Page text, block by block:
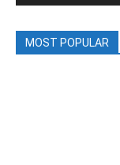
MOST POPULAR